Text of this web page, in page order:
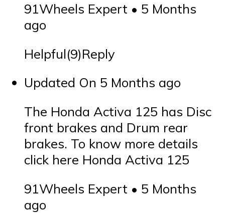
91Wheels Expert • 5 Months
ago
Helpful(9)Reply
Updated On 5 Months ago
The Honda Activa 125 has Disc
front brakes and Drum rear
brakes. To know more details
click here Honda Activa 125
91Wheels Expert • 5 Months
ago